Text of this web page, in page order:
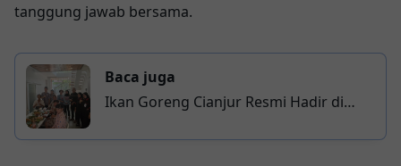
tanggung jawab bersama.
Baca juga
Ikan Goreng Cianjur Resmi Hadir di